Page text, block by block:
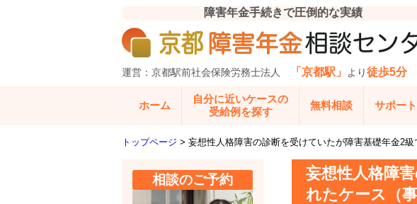
障害年金手続きで圧倒的な実績
運営：京都駅前社会保険労務士法人 「京都駅」 より徒歩5分
ホーム
自分に近いケースの
受給例を探す
無料相談 サポー
トップページ > 妄想性人格障害の診断を受けていたが障害基礎年金2
相談のご予約
妄想性人格障
れたケース（